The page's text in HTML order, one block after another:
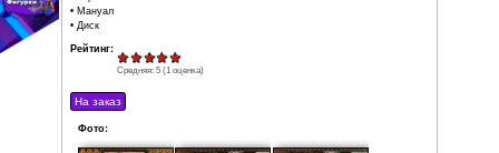
Регион: NTSC-J
Жанр: Survival horror
Состояние: Идеальное